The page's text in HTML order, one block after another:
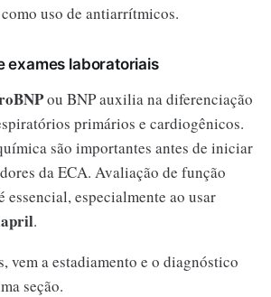
uso de antiarrítmicos.
exames laboratoriais
ou BNP auxilia na diferenciação
primários e cardiogênicos.
são importantes antes de iniciar
da ECA. Avaliação de função
especialmente ao usar
.
vem a estadiamento e o diagnóstico
seção.